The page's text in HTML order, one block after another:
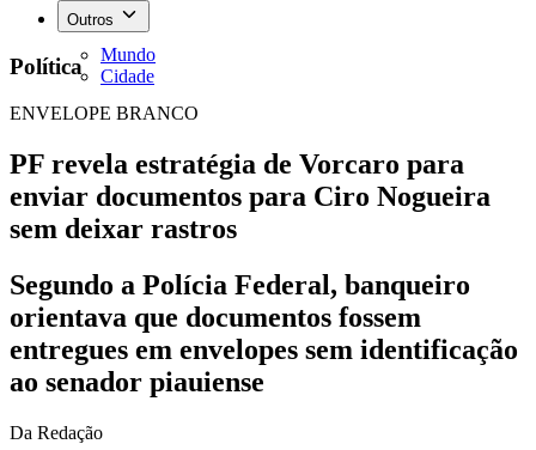
Outros
Mundo
Cidade
Política
ENVELOPE BRANCO
PF revela estratégia de Vorcaro para
enviar documentos para Ciro Nogueira
sem deixar rastros
Segundo a Polícia Federal, banqueiro
orientava que documentos fossem
entregues em envelopes sem identificação
ao senador piauiense
Da Redação